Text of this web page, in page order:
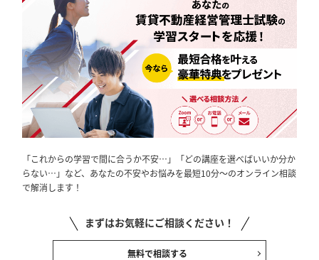
「これからの学習で間に合うか不安…」「どの講座を選べばいいか分か
らない…」など、あなたの不安やお悩みを最短10分～のオンライン相談
で解消します！
まずはお気軽にご相談ください！
無料で相談する